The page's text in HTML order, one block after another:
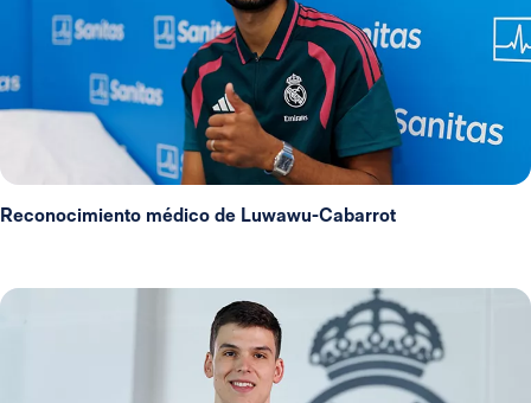
Reconocimiento médico de Luwawu-Cabarrot